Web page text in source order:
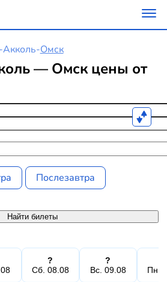
-Акколь-Омск
— Омск цены от
Послезавтра
Найти билеты
?
Сб. 08.08
?
Вс. 09.08
Пн.